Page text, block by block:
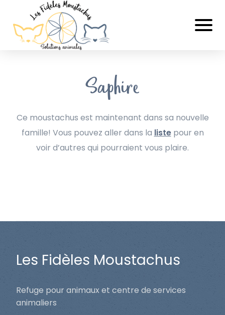
Saphire
Ce moustachus est maintenant dans sa nouvelle
famille! Vous pouvez aller dans la listepour en
voir d’autres qui pourraient vous plaire.
Les Fidèles Moustachus
Refuge pour animaux et centre de services
animaliers